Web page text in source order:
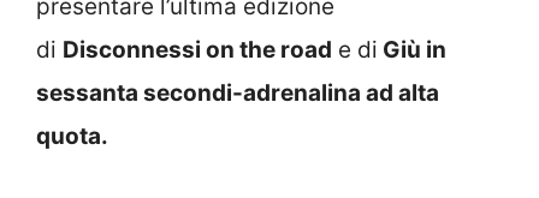
presentare l’ultima edizione
di Disconnessi on the road e di Giù in
sessanta secondi-adrenalina ad alta
quota.